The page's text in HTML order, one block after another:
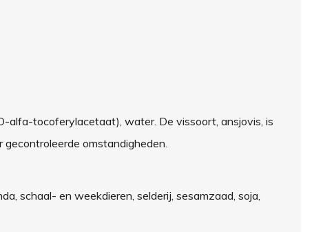
alfa-tocoferylacetaat), water. De vissoort, ansjovis, is
omstandigheden.
schaal- en weekdieren, selderij, sesamzaad, soja,